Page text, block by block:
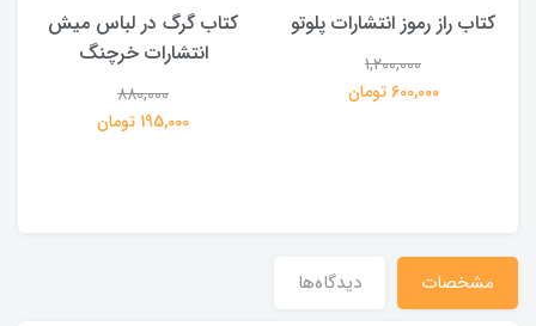
کتاب راز رموز انتشارات پلوتو
1,200,000
600,000 تومان
کتاب گرگ در لباس میش
انتشارات خرچنگ
880,000
195,000 تومان
مشخصات دیدگاه‌ها